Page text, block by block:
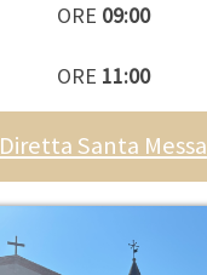
ORE 09:00
ORE 11:00
Diretta Santa Messa